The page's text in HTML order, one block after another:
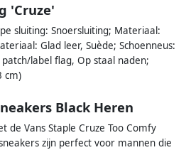
'Cruze'
sluiting: Snoersluiting; Materiaal:
Glad leer, Suède; Schoenneus:
label flag, Op staal naden;
cm)
Black Heren
de Vans Staple Cruze Too Comfy
zijn perfect voor mannen die